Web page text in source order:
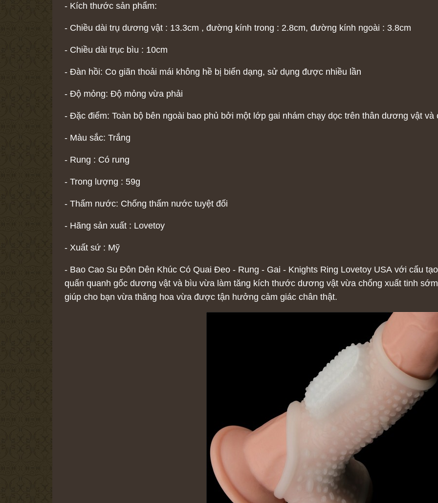
- Kích thước sản phẩm:
- Chiều dài trụ dương vật : 13.3cm , đường kính trong : 2.8cm, đường kính ngoài : 3.8cm
- Chiều dài trục bìu : 10cm
- Đàn hồi: Co giãn thoải mái không hề bị biến dạng, sử dụng được nhiều lần
- Độ mỏng: Độ mỏng vừa phải
- Đặc điểm: Toàn bộ bên ngoài bao phủ bởi một lớp gai nhám chạy dọc trên thân dương vật
- Màu sắc: Trắng
- Rung : Có rung
- Trong lượng : 59g
- Thấm nước: Chống thấm nước tuyệt đối
- Hãng sản xuất : Lovetoy
- Xuất sứ : Mỹ
- Bao Cao Su Đôn Dên Khúc Có Quai Đeo - Rung - Gai - Knights Ring Lovetoy USA với cấu
quấn quanh gốc dương vật và bìu vừa làm tăng kích thước dương vật vừa chống xuất tinh
giúp cho bạn vừa thăng hoa vừa được tận hưởng cảm giác chân thật.